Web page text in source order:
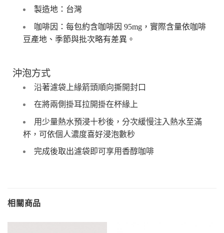
製造地：台灣
咖啡因：每包約含咖啡因 95mg，實際含量依咖啡
豆產地、季節與批次略有差異。
沖泡方式
沿著濾袋上緣箭頭順向撕開封口
在將兩側掛耳拉開掛在杯緣上
用少量熱水預浸十秒後，分次緩慢注入熱水至滿
杯，可依個人濃度喜好浸泡數秒
完成後取出濾袋即可享用香醇咖啡
相關商品